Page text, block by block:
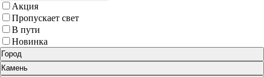
Акция
Пропускает свет
В пути
Новинка
Город
Камень